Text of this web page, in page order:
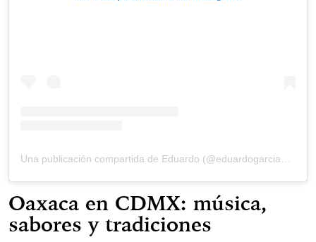
Oaxaca en CDMX: música,
sabores y tradiciones